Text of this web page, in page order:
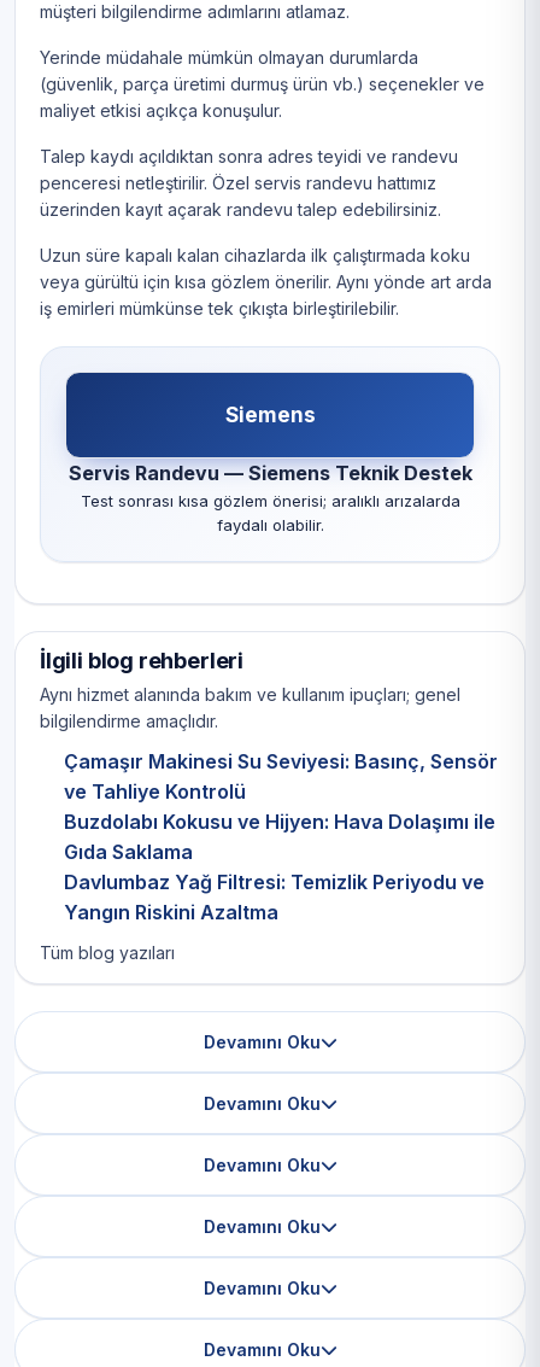
müşteri bilgilendirme adımlarını atlamaz.
Yerinde müdahale mümkün olmayan durumlarda
(güvenlik, parça üretimi durmuş ürün vb.) seçenekler ve
maliyet etkisi açıkça konuşulur.
Talep kaydı açıldıktan sonra adres teyidi ve randevu
penceresi netleştirilir. Özel servis randevu hattımız
üzerinden kayıt açarak randevu talep edebilirsiniz.
Uzun süre kapalı kalan cihazlarda ilk çalıştırmada koku
veya gürültü için kısa gözlem önerilir. Aynı yönde art arda
iş emirleri mümkünse tek çıkışta birleştirilebilir.
Siemens
Servis Randevu — Siemens Teknik Destek
Test sonrası kısa gözlem önerisi; aralıklı arızalarda
faydalı olabilir.
İlgili blog rehberleri
Aynı hizmet alanında bakım ve kullanım ipuçları; genel
bilgilendirme amaçlıdır.
Çamaşır Makinesi Su Seviyesi: Basınç, Sensör
ve Tahliye Kontrolü
Buzdolabı Kokusu ve Hijyen: Hava Dolaşımı ile
Gıda Saklama
Davlumbaz Yağ Filtresi: Temizlik Periyodu ve
Yangın Riskini Azaltma
Tüm blog yazıları
Devamını Oku
Devamını Oku
Devamını Oku
Devamını Oku
Devamını Oku
Devamını Oku